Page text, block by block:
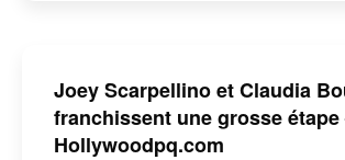
Joey Scarpellino et Claudia
franchissent une grosse étape
Hollywoodpq.com